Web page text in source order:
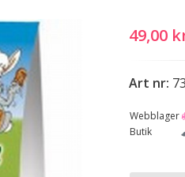
49,00
Art nr:
Webblager
Butik